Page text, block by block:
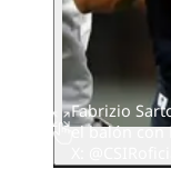
Fabrizio
el balón con